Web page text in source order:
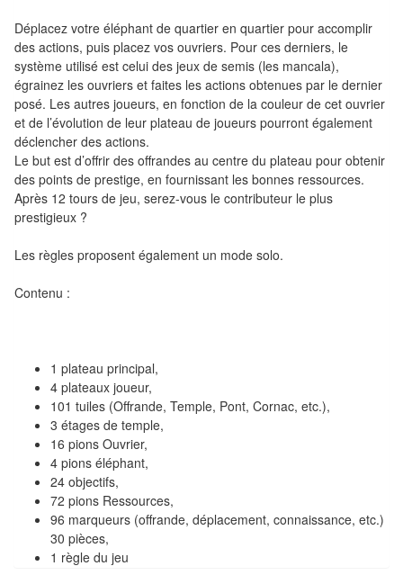
à
Collectionner
(TCG)
Les
Classiques
Pour
les
la
Pour
les
initiés
Pour
les
experts
solitaire
Déplacez votre éléphant de quartier en quartier pour accomplir
des actions, puis placez vos ouvriers. Pour ces derniers, le
système utilisé est celui des jeux de semis (les mancala),
égrainez les ouvriers et faites les actions obtenues par le dernier
posé. Les autres joueurs, en fonction de la couleur de cet ouvrier
et de l’évolution de leur plateau de joueurs pourront également
déclencher des actions.
Le but est d’offrir des offrandes au centre du plateau pour obtenir
des points de prestige, en fournissant les bonnes ressources.
Après 12 tours de jeu, serez-vous le contributeur le plus
prestigieux ?
Les règles proposent également un mode solo.
Contenu :
1 plateau principal,
4 plateaux joueur,
101 tuiles (Offrande, Temple, Pont, Cornac, etc.),
3 étages de temple,
16 pions Ouvrier,
4 pions éléphant,
24 objectifs,
72 pions Ressources,
96 marqueurs (offrande, déplacement, connaissance, etc.)
30 pièces,
1 règle du jeu